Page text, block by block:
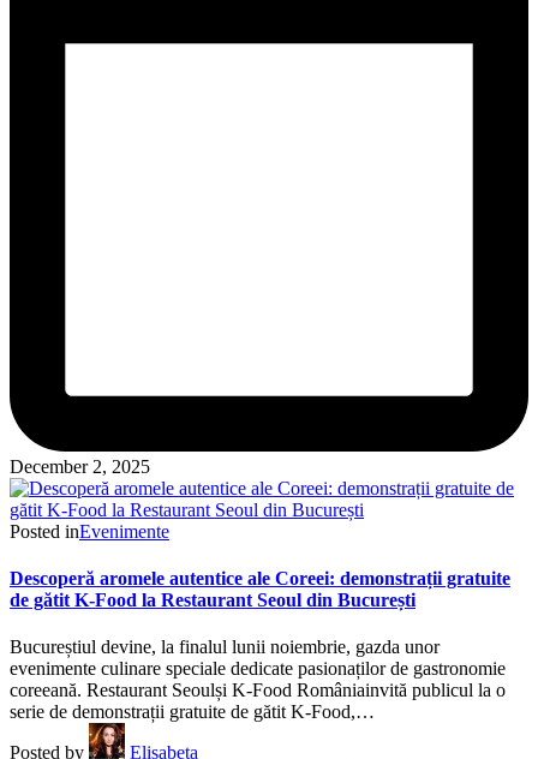
December 2, 2025
Posted inEvenimente
Descoperă aromele autentice ale Coreei: demonstrații gratuite
de gătit K-Food la Restaurant Seoul din București
Bucureștiul devine, la finalul lunii noiembrie, gazda unor
evenimente culinare speciale dedicate pasionaților de gastronomie
coreeană. Restaurant Seoulși K-Food Româniainvită publicul la o
serie de demonstrații gratuite de gătit K-Food,…
Posted by
Elisabeta